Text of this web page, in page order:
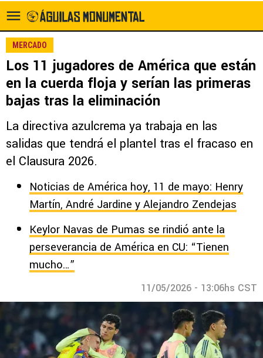
MERCADO
Los 11 jugadores de América que están
en la cuerda floja y serían las primeras
bajas tras la eliminación
La directiva azulcrema ya trabaja en las
salidas que tendrá el plantel tras el fracaso en
el Clausura 2026.
Noticias de América hoy, 11 de mayo: Henry
Martín, André Jardine y Alejandro Zendejas
Keylor Navas de Pumas se rindió ante la
perseverancia de América en CU: “Tienen
mucho…”
11/05/2026 - 13:06hs CST